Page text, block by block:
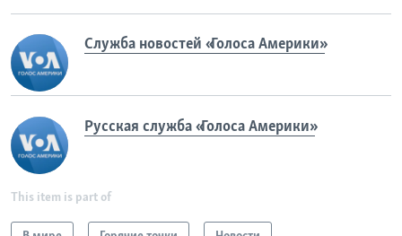
Служба новостей «Голоса Америки»
Русская служба «Голоса Америки»
This item is part of